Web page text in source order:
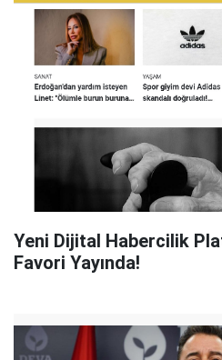
Yeni Dijital Habercilik
Favori Yayında!